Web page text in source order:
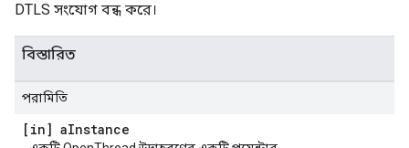
DTLS সংযোগ বন্ধ করে।
বিস্তারিত
পরামিতি
[in] aInstance